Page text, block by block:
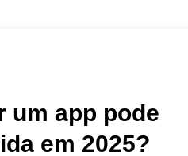
um app pode
em 2025?